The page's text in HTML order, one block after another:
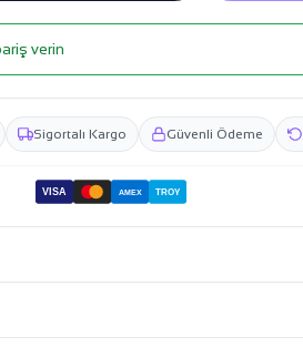
verin
Sigortalı Kargo Güvenli Ödeme
VISA AMEX TROY